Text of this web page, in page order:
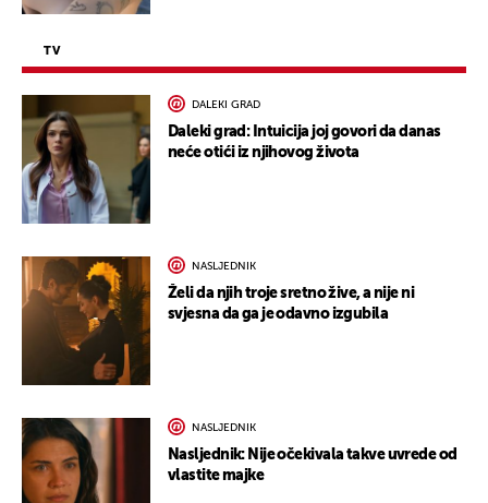
TV
DALEKI GRAD
Daleki grad: Intuicija joj govori da danas
neće otići iz njihovog života
NASLJEDNIK
Želi da njih troje sretno žive, a nije ni
svjesna da ga je odavno izgubila
NASLJEDNIK
Nasljednik: Nije očekivala takve uvrede od
vlastite majke